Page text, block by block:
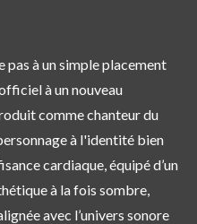
à un simple placement
à un nouveau
comme chanteur du
à l'identité bien
cardiaque, équipé d’un
à la fois sombre,
avec l’univers sonore